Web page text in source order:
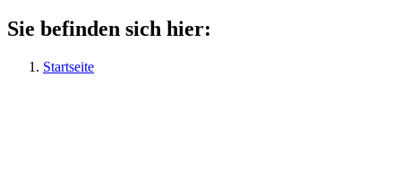
Sie befinden sich hier:
Startseite